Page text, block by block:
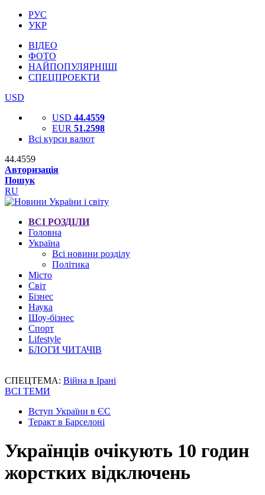
РУС
УКР
ВІДЕО
ФОТО
НАЙПОПУЛЯРНІШІ
СПЕЦПРОЕКТИ
USD
USD 44.4559
EUR 51.2598
Всі курси валют
44.4559
Авторизація
Пошук
RU
ВСІ РОЗДІЛИ
Головна
Україна
Всі новини розділу
Політика
Місто
Світ
Бізнес
Наука
Шоу-бізнес
Спорт
Lifestyle
БЛОГИ ЧИТАЧІВ
СПЕЦТЕМА: Війна в Ірані
ВСІ ТЕМИ
Вступ України в ЄС
Теракт в Барселоні
Українців очікують 10 годин
жорстких відключень